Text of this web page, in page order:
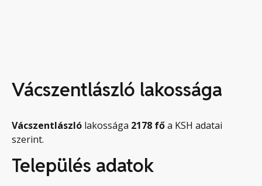
Vácszentlászló lakossága
Vácszentlászló lakossága 2178 főa KSH adatai
szerint.
Település adatok